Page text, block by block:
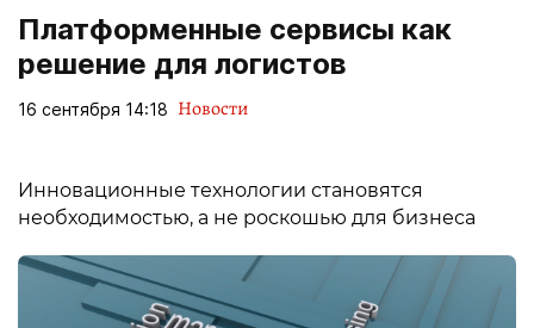
Платформенные сервисы как
решение для логистов
16 сентября 14:18 Новости
Инновационные технологии становятся
необходимостью, а не роскошью для бизнеса